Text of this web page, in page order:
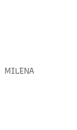
MILENA